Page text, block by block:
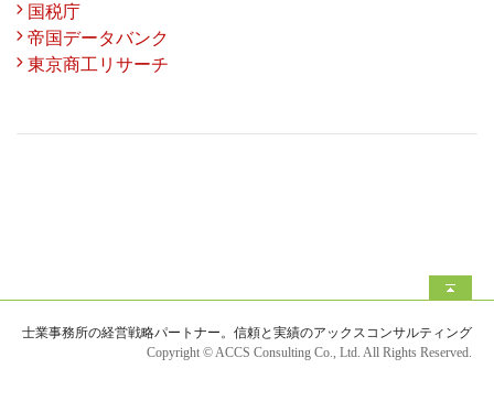
国税庁
帝国データバンク
東京商工リサーチ
士業事務所の経営戦略パートナー。信頼と実績のアックスコンサルティング
Copyright © ACCS Consulting Co., Ltd. All Rights Reserved.